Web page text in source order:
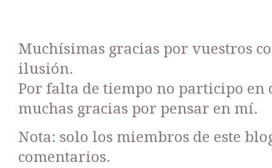
Muchísimas gracias por vuestros
ilusión.
Por falta de tiempo no participo en
muchas gracias por pensar en mí.
Nota: solo los miembros de este
comentarios.